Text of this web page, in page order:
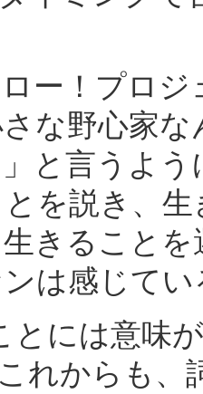
ー！プロジ
な野心家
と言うよ
を説き、
きること
は感じて
には意味
れからも、